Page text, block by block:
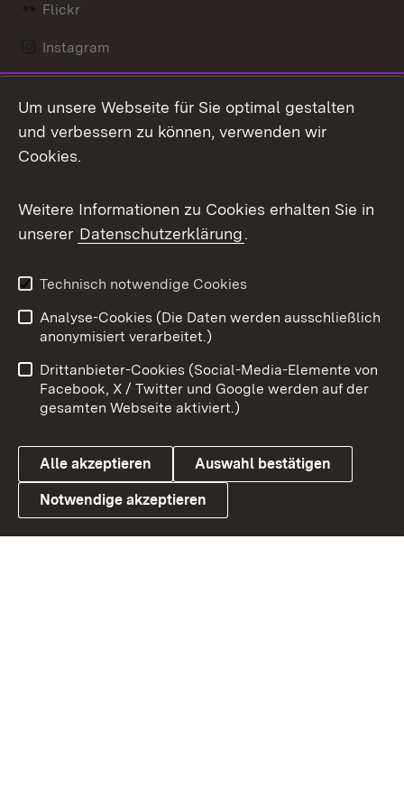
Flickr
Instagram
Mastodon
Messenger
Social Wall
X / Twitter
Youtube
Link zum Landesportal
Benutzungshinweise
Barrierefreiheit
Datenschutz
Cookies
Um unsere Webseite für Sie optimal gestalten
und verbessern zu können, verwenden wir
Cookies.
Weitere Informationen zu Cookies erhalten Sie in
unserer Datenschutzerklärung.
Technisch notwendige Cookies
Analyse-Cookies (Die Daten werden ausschließlich
anonymisiert verarbeitet.)
Drittanbieter-Cookies (Social-Media-Elemente von
Facebook, X / Twitter und Google werden auf der
gesamten Webseite aktiviert.)
Alle akzeptieren Auswahl bestätigen
Notwendige akzeptieren